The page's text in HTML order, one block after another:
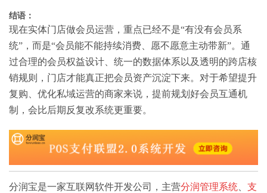
结语：
现在实体门店做会员运营，重点已经不是“有没有会员系
统”，而是“会员能不能持续消费、愿不愿意主动带新”。通
过合理的会员权益设计、统一的数据体系以及透明的跨店核
销规则，门店才能真正把会员资产沉淀下来。对于希望提升
复购、优化私域运营的商家来说，提前规划好会员互通机
制，会比后期反复改系统更重要。
分润宝是一家互联网软件开发公司，主营分润管理系统
支